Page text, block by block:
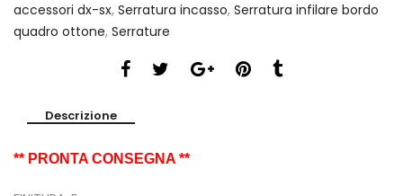
accessori dx-sx, Serratura incasso, Serratura infilare bordo
quadro ottone, Serrature
Descrizione
** PRONTA CONSEGNA **